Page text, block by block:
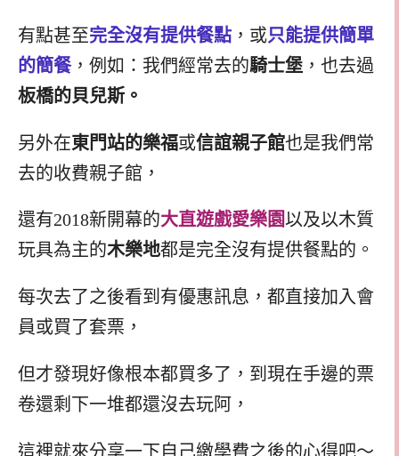
有點甚至完全沒有提供餐點 ，或只能提供簡單
的簡餐，例如：我們經常去的騎士堡 ，也去過
板橋的貝兒斯。
另外在東門站的樂福或信誼親子館也是我們常
去的收費親子館，
還有2018新開幕的大直遊戲愛樂園以及以木質
玩具為主的木樂地都是完全沒有提供餐點的。
每次去了之後看到有優惠訊息，都直接加入會
員或買了套票，
但才發現好像根本都買多了，到現在手邊的票
卷還剩下一堆都還沒去玩阿，
這裡就來分享一下自己繳學費之後的心得吧～